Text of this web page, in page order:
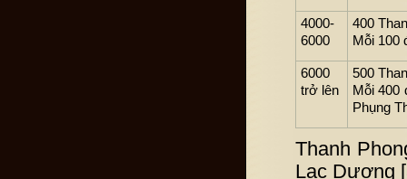
4000-
6000
400
Mỗi 100
6000
trở lên
500
Mỗi 400
Phụng
Thanh
Lạc Dương